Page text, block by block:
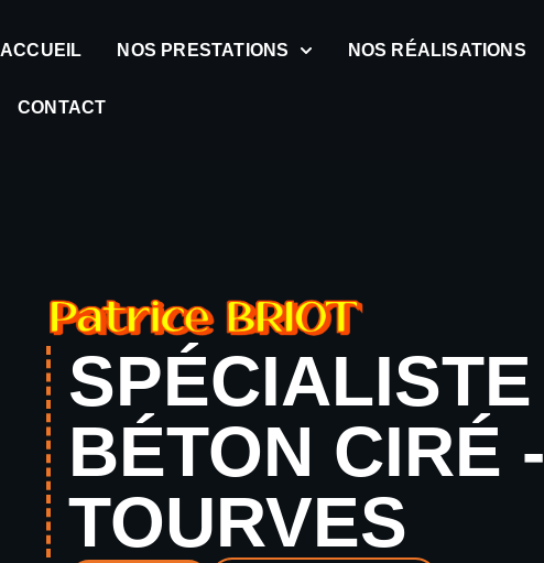
ACCUEIL NOS PRESTATIONS NOS RÉALISATIONS
CONTACT
SPÉCIALISTE
BÉTON CIRÉ -
TOURVES